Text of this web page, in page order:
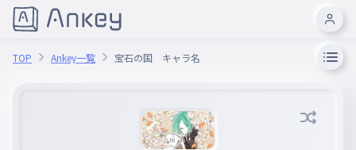
TOP Ankey一覧 宝石の国 キャラ名